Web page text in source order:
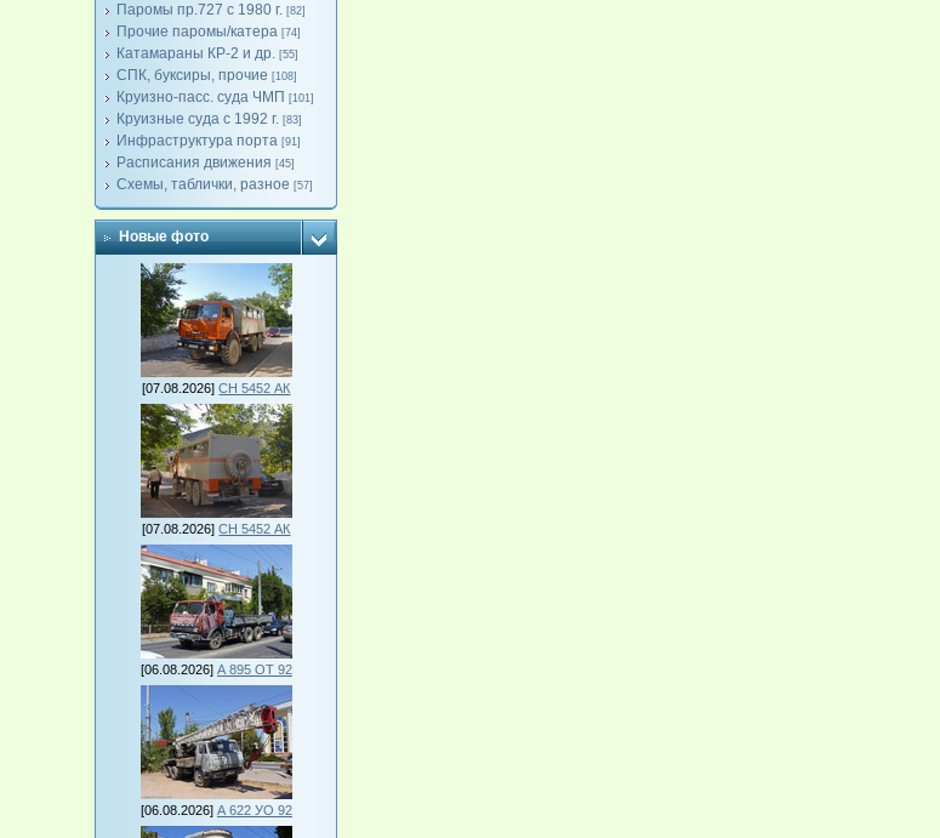
Паромы пр.727 с 1980 г. [82]
Прочие паромы/катера [74]
Катамараны КР-2 и др. [55]
СПК, буксиры, прочие [108]
Круизно-пасс. суда ЧМП [101]
Круизные суда с 1992 г. [83]
Инфраструктура порта [91]
Расписания движения [45]
Схемы, таблички, разное [57]
Новые фото
[07.08.2026]СН 5452 АК
[07.08.2026]СН 5452 АК
[06.08.2026] А 895 ОТ 92
[06.08.2026] А 622 УО 92